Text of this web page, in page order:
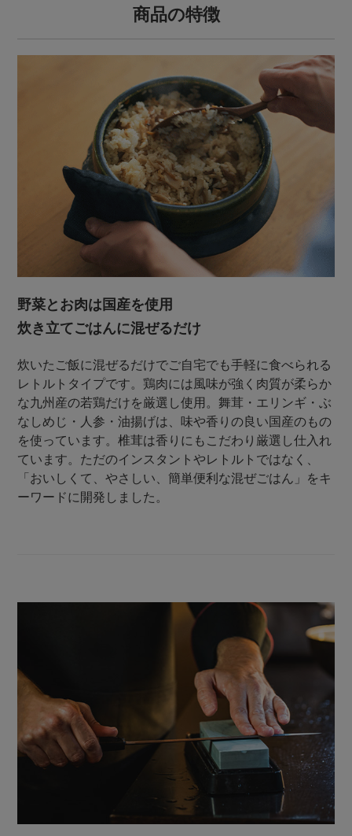
商品の特徴
野菜とお肉は国産を使用
炊き立てごはんに混ぜるだけ
炊いたご飯に混ぜるだけでご自宅でも手軽に食べられる
レトルトタイプです。鶏肉には風味が強く肉質が柔らか
な九州産の若鶏だけを厳選し使用。舞茸・エリンギ・ぶ
なしめじ・人参・油揚げは、味や香りの良い国産のもの
を使っています。椎茸は香りにもこだわり厳選し仕入れ
ています。ただのインスタントやレトルトではなく、
「おいしくて、やさしい、簡単便利な混ぜごはん」をキ
ーワードに開発しました。